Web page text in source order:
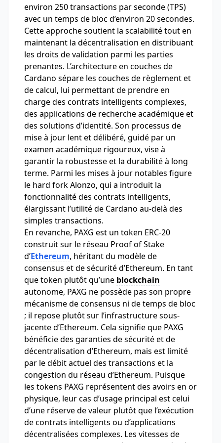
environ 250 transactions par seconde (TPS)
avec un temps de bloc d’environ 20 secondes.
Cette approche soutient la scalabilité tout en
maintenant la décentralisation en distribuant
les droits de validation parmi les parties
prenantes. L’architecture en couches de
Cardano sépare les couches de règlement et
de calcul, lui permettant de prendre en
charge des contrats intelligents complexes,
des applications de recherche académique et
des solutions d’identité. Son processus de
mise à jour lent et délibéré, guidé par un
examen académique rigoureux, vise à
garantir la robustesse et la durabilité à long
terme. Parmi les mises à jour notables figure
le hard fork Alonzo, qui a introduit la
fonctionnalité des contrats intelligents,
élargissant l’utilité de Cardano au-delà des
simples transactions.
En revanche, PAXG est un token ERC-20
construit sur le réseau Proof of Stake
d’Ethereum, héritant du modèle de
consensus et de sécurité d’Ethereum. En tant
que token plutôt qu’une blockchain
autonome, PAXG ne possède pas son propre
mécanisme de consensus ni de temps de bloc
; il repose plutôt sur l’infrastructure sous-
jacente d’Ethereum. Cela signifie que PAXG
bénéficie des garanties de sécurité et de
décentralisation d’Ethereum, mais est limité
par le débit actuel des transactions et la
congestion du réseau d’Ethereum. Puisque
les tokens PAXG représentent des avoirs en or
physique, leur cas d’usage principal est celui
d’une réserve de valeur plutôt que l’exécution
de contrats intelligents ou d’applications
décentralisées complexes. Les vitesses de